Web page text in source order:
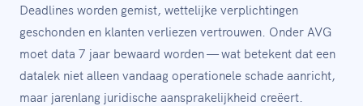
Deadlines worden gemist, wettelijke verplichtingen
geschonden en klanten verliezen vertrouwen. Onder AVG
moet data 7 jaar bewaard worden — wat betekent dat een
datalek niet alleen vandaag operationele schade aanricht,
maar jarenlang juridische aansprakelijkheid creëert.